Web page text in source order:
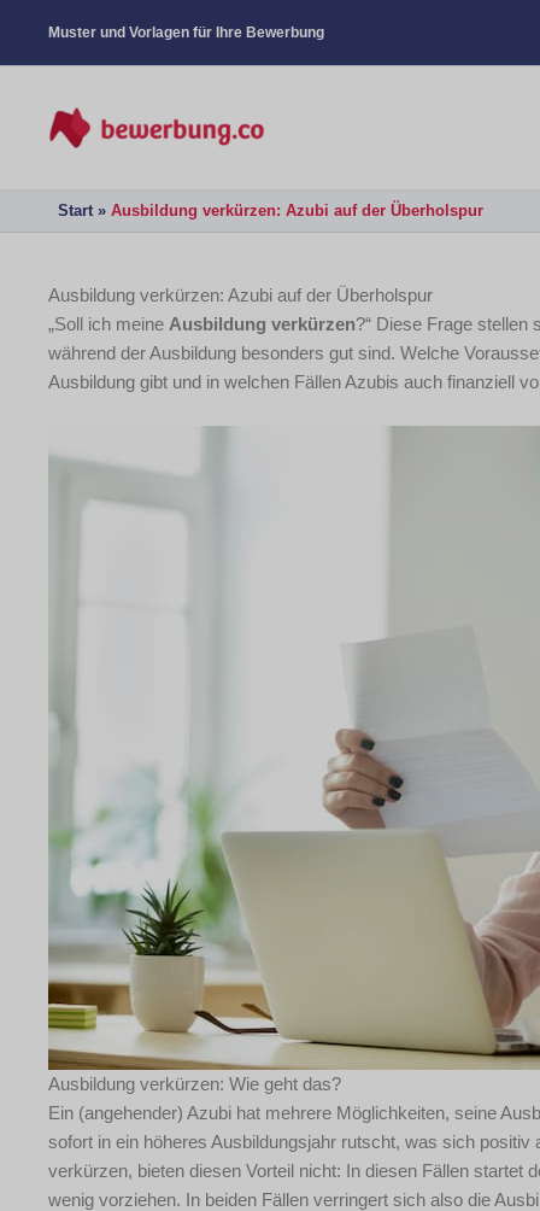
Muster und Vorlagen für Ihre Bewerbung
Start Ausbildung verkürzen: Azubi auf der Überholspur
Ausbildung verkürzen: Azubi auf der Überholspur
„Soll ich meine Ausbildung verkürzen?“ Diese Frage stellen
während der Ausbildung besonders gut sind. Welche
Ausbildung gibt und in welchen Fällen Azubis auch finanziell
Ausbildung verkürzen: Wie geht das?
Ein (angehender) Azubi hat mehrere Möglichkeiten, seine
sofort in ein höheres Ausbildungsjahr rutscht, was sich
verkürzen, bieten diesen Vorteil nicht: In diesen Fällen startet
wenig vorziehen. In beiden Fällen verringert sich also die